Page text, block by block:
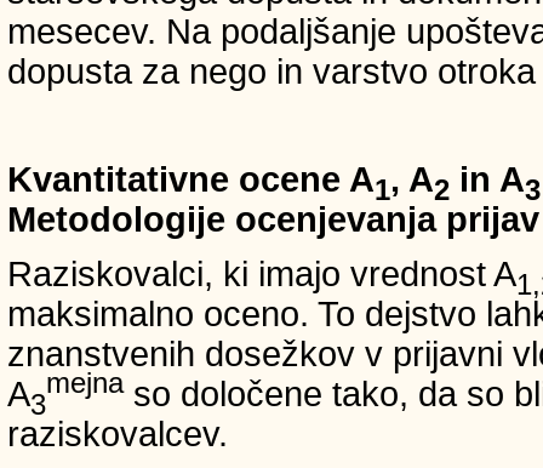
mesecev. Na podaljšanje
dopusta za nego in varstvo
Kvantitativne ocene A1, A2 in A3
Metodologije ocenjevanja
Raziskovalci, ki imajo vrednost A
maksimalno oceno. To dejstvo
znanstvenih dosežkov v prijavni
A3
mejnaso določene tako, da so
raziskovalcev.